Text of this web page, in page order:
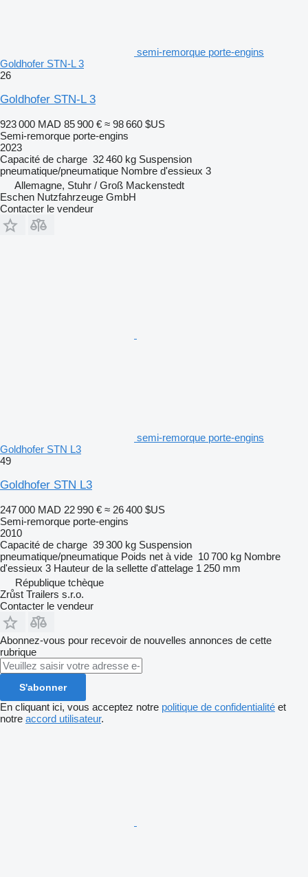
semi-remorque porte-engins
Goldhofer STN-L 3
26
Goldhofer STN-L 3
923 000 MAD 85 900 € ≈ 98 660 $US
Semi-remorque porte-engins
2023
Capacité de charge 32 460 kg Suspension
pneumatique/pneumatique Nombre d'essieux 3
Allemagne, Stuhr / Groß Mackenstedt
Eschen Nutzfahrzeuge GmbH
Contacter le vendeur
semi-remorque porte-engins
Goldhofer STN L3
49
Goldhofer STN L3
247 000 MAD 22 990 € ≈ 26 400 $US
Semi-remorque porte-engins
2010
Capacité de charge 39 300 kg Suspension
pneumatique/pneumatique Poids net à vide 10 700 kg Nombre
d'essieux 3 Hauteur de la sellette d'attelage 1 250 mm
République tchèque
Zrůst Trailers s.r.o.
Contacter le vendeur
Abonnez-vous pour recevoir de nouvelles annonces de cette
rubrique
S'abonner
En cliquant ici, vous acceptez notre politique de confidentialité et
notre accord utilisateur.